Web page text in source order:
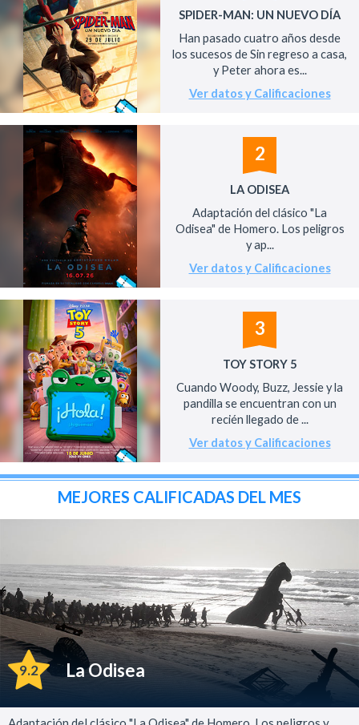
SPIDER-MAN: UN NUEVO DÍA
Han pasado cuatro años desde
los sucesos de Sin regreso a casa,
y Peter ahora es...
Ver datos y Calificaciones
2
LA ODISEA
Adaptación del clásico "La
Odisea" de Homero. Los peligros
y ap...
Ver datos y Calificaciones
3
TOY STORY 5
Cuando Woody, Buzz, Jessie y la
pandilla se encuentran con un
recién llegado de ...
Ver datos y Calificaciones
MEJORES CALIFICADAS DEL MES
9.2 La Odisea